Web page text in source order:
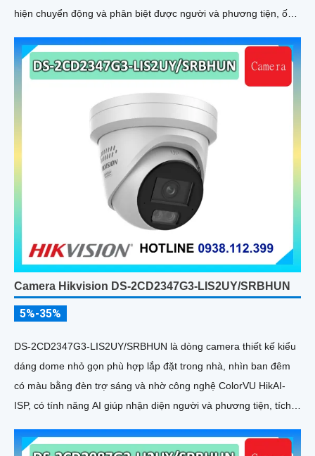
hiện chuyển động và phân biệt được người và phương tiện, ống
Camera Hikvision DS-2CD2347G3-LIS2UY/SRBHUN
5%-35%
DS-2CD2347G3-LIS2UY/SRBHUN là dòng camera thiết kế kiểu
dáng dome nhỏ gọn phù hợp lắp đặt trong nhà, nhìn ban đêm
có màu bằng đèn trợ sáng và nhờ công nghệ ColorVU HikAI-
ISP, có tính năng AI giúp nhận diện người và phương tiện, tích